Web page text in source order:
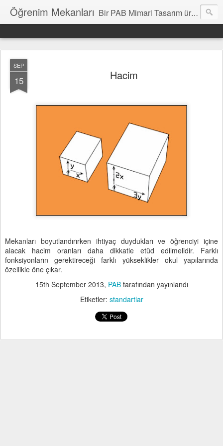
Öğrenim Mekanları Bir PAB Mimari Tasarım üretimidir. Katkılara açıktır.
SEP
15 Hacim
Mekanları boyutlandırırken ihtiyaç duydukları ve öğrenciyi içine
alacak hacim oranları daha dikkatle etüd edilmelidir. Farklı
fonksiyonların gerektireceği farklı yükseklikler okul yapılarında
özellikle öne çıkar.
15th September 2013, PABtarafından yayınlandı
Etiketler: standartlar